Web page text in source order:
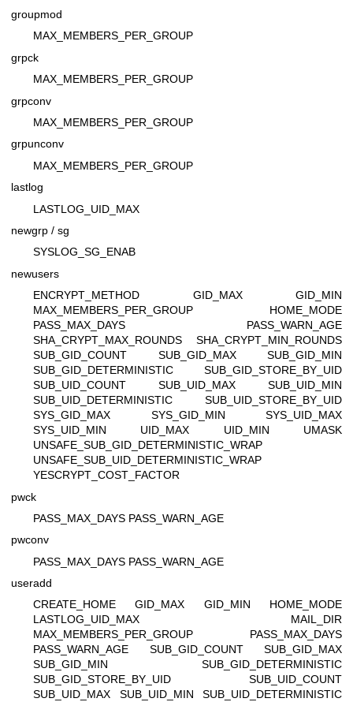
groupmod
MAX_MEMBERS_PER_GROUP
grpck
MAX_MEMBERS_PER_GROUP
grpconv
MAX_MEMBERS_PER_GROUP
grpunconv
MAX_MEMBERS_PER_GROUP
lastlog
LASTLOG_UID_MAX
newgrp / sg
SYSLOG_SG_ENAB
newusers
ENCRYPT_METHOD GID_MAX GID_MIN
MAX_MEMBERS_PER_GROUP HOME_MODE
PASS_MAX_DAYS PASS_WARN_AGE
SHA_CRYPT_MAX_ROUNDS SHA_CRYPT_MIN_ROUNDS
SUB_GID_COUNT SUB_GID_MAX SUB_GID_MIN
SUB_GID_DETERMINISTIC SUB_GID_STORE_BY_UID
SUB_UID_COUNT SUB_UID_MAX SUB_UID_MIN
SUB_UID_DETERMINISTIC SUB_UID_STORE_BY_UID
SYS_GID_MAX SYS_GID_MIN SYS_UID_MAX
SYS_UID_MIN UID_MAX UID_MIN UMASK
UNSAFE_SUB_GID_DETERMINISTIC_WRAP
UNSAFE_SUB_UID_DETERMINISTIC_WRAP
YESCRYPT_COST_FACTOR
pwck
PASS_MAX_DAYS PASS_WARN_AGE
pwconv
PASS_MAX_DAYS PASS_WARN_AGE
useradd
CREATE_HOME GID_MAX GID_MIN HOME_MODE
LASTLOG_UID_MAX MAIL_DIR
MAX_MEMBERS_PER_GROUP PASS_MAX_DAYS
PASS_WARN_AGE SUB_GID_COUNT SUB_GID_MAX
SUB_GID_MIN SUB_GID_DETERMINISTIC
SUB_GID_STORE_BY_UID SUB_UID_COUNT
SUB_UID_MAX SUB_UID_MIN SUB_UID_DETERMINISTIC